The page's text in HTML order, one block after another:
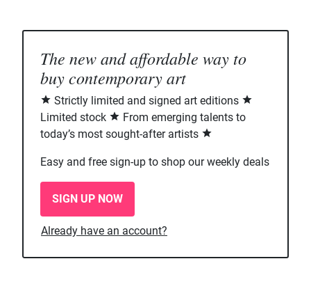
The new and affordable way to
buy contemporary art
Strictly limited and signed art editions
Limited stock
From emerging talents to
today’s most sought-after artists
Easy and free sign-up to shop our weekly deals
SIGN UP NOW
Already have an account?